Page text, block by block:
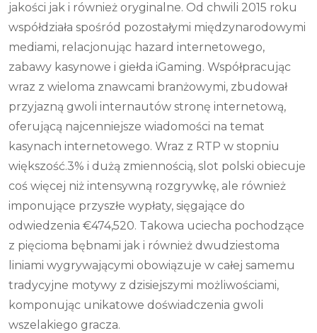
jakości jak i również oryginalne. Od chwili 2015 roku
współdziała spośród pozostałymi międzynarodowymi
mediami, relacjonując hazard internetowego,
zabawy kasynowe i giełda iGaming. Współpracując
wraz z wieloma znawcami branżowymi, zbudował
przyjazną gwoli internautów stronę internetową,
oferującą najcenniejsze wiadomości na temat
kasynach internetowego. Wraz z RTP w stopniu
większość.3% i dużą zmiennością, slot polski obiecuje
coś więcej niż intensywną rozgrywkę, ale również
imponujące przyszłe wypłaty, sięgające do
odwiedzenia €474,520. Takowa uciecha pochodzące
z pięcioma bębnami jak i również dwudziestoma
liniami wygrywającymi obowiązuje w całej samemu
tradycyjne motywy z dzisiejszymi możliwościami,
komponując unikatowe doświadczenia gwoli
wszelakiego gracza.